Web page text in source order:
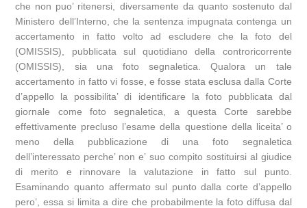
che non puo’ ritenersi, diversamente da quanto sostenuto dal
Ministero dell’Interno, che la sentenza impugnata contenga un
accertamento in fatto volto ad escludere che la foto del
(OMISSIS), pubblicata sul quotidiano della controricorrente
(OMISSIS), sia una foto segnaletica. Qualora un tale
accertamento in fatto vi fosse, e fosse stata esclusa dalla Corte
d’appello la possibilita’ di identificare la foto pubblicata dal
giornale come foto segnaletica, a questa Corte sarebbe
effettivamente precluso l’esame della questione della liceita’ o
meno della pubblicazione di una foto segnaletica
dell’interessato perche’ non e’ suo compito sostituirsi al giudice
di merito e rinnovare la valutazione in fatto sul punto.
Esaminando quanto affermato sul punto dalla corte d’appello
pero’, essa si limita a dire che probabilmente la foto diffusa dal